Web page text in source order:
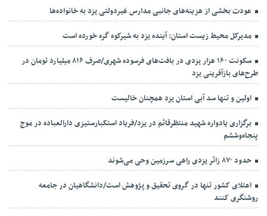
عودت بخشی از هزینه‌های جانبی مدارس غیردولتی یزد به خانواده‌ها
مدیرکل محیط زیست استان: آینده یزد به شیرکوه گره خورده است
سکونت ۱۶۰ هزار یزدی در بافت‌های فرسوده شهری/صرف ۸۱۶ میلیارد تومان در
طرح‌های بازآفرینی یزد
اولین و تنها سد آبی استان یزد همچنان خالیست
برگزاری یادواره شهید منتظرقائم در یزد/فریاد استکبارستیزی دارالعباده در موج
پنجاه‌وششم
حدود ۸۷۰ زائر یزدی راهی سرزمین وحی می‌شوند
اعتلای کشور تنها در گروی تحقیق و پژوهش است/دانشگاهیان در جامعه
روشنگری کنند